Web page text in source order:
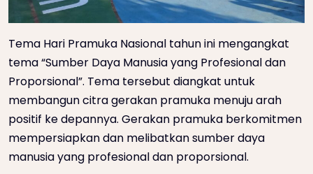
Tema Hari Pramuka Nasional tahun ini mengangkat
tema “Sumber Daya Manusia yang Profesional dan
Proporsional”. Tema tersebut diangkat untuk
membangun citra gerakan pramuka menuju arah
positif ke depannya. Gerakan pramuka berkomitmen
mempersiapkan dan melibatkan sumber daya
manusia yang profesional dan proporsional.